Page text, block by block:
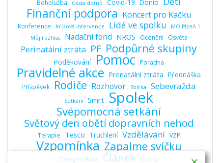
Boholužba Cesta domů Covid-19 Donio
Finanční podpora Koncert pro Kačku
Konference Krizová intervence Lidé ve spolku
MO Plzeň 1
Můj rozhlas
Nadační fond NROS Ocenění Osvěta
Perinatální ztráta PF Podpůrné skupiny
Poděkování Pomoc Poradna
Pravidelné akce Prenatální ztráta Přednáška
Příspěvek Rodiče Rozhovor Sbírka Sebevražda
Setkání Smrt Spolek
Svépomocná setkání
Světový den obětí dopravních nehod
Terapie Tesco Truchlení Vzdělávání VZP
Vzpomínka Zapalme svíčku
Český rozhlas Článek Školení